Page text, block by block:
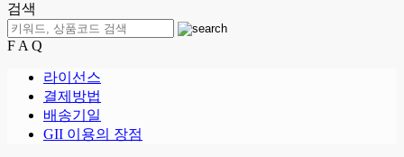
검색
F A Q
라이선스
결제방법
배송기일
GII 이용의 장점